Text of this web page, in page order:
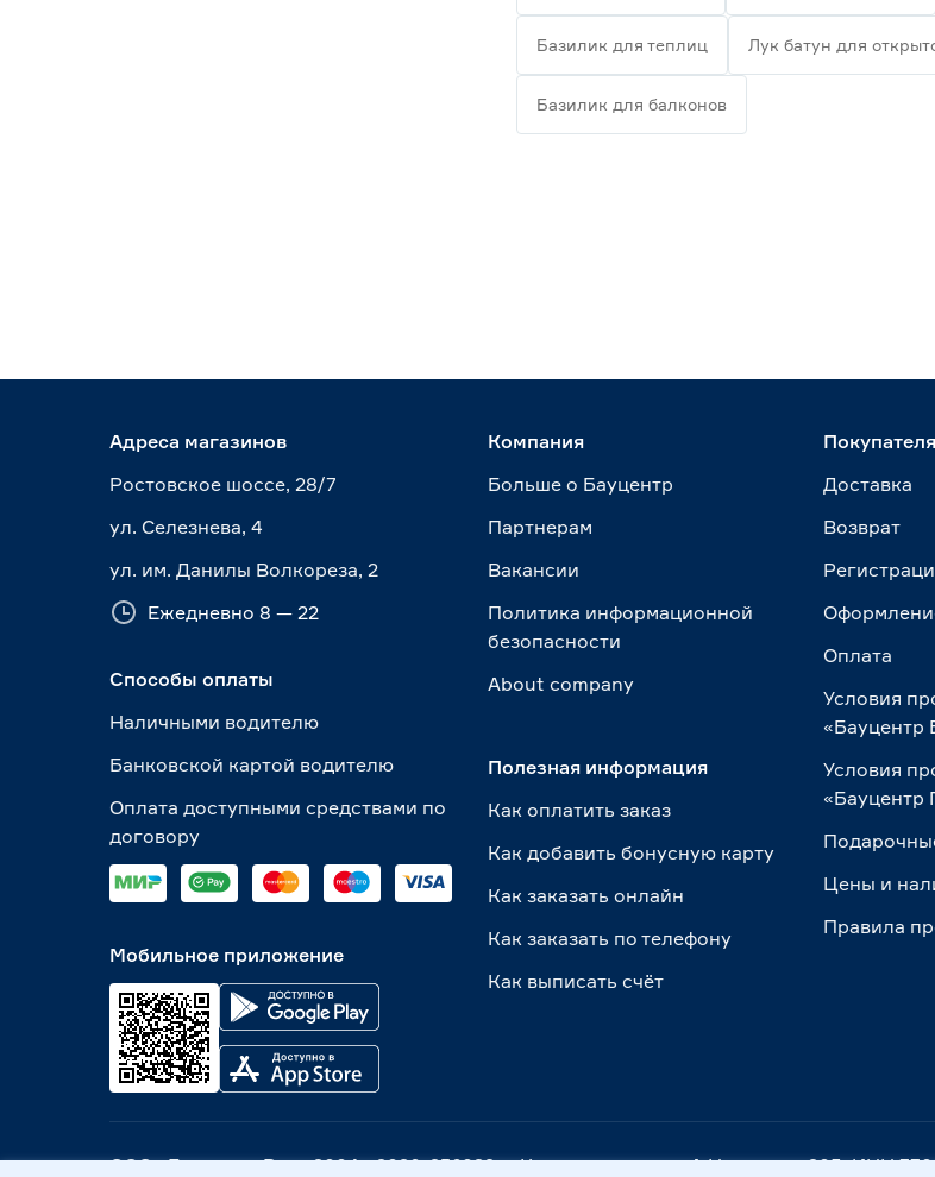
Базилик для теплиц Лук батун для
Базилик для балконов
Адреса магазинов
Ростовское шоссе, 28/7
ул. Селезнева, 4
ул. им. Данилы Волкореза, 2
Ежедневно 8 — 22
Способы оплаты
Наличными водителю
Банковской картой водителю
Оплата доступными средствами по
договору
Мобильное приложение
Компания
Больше о Бауцентр
Партнерам
Вакансии
Политика информационной
безопасности
About сompany
Полезная информация
Как оплатить заказ
Как добавить бонусную карту
Как заказать онлайн
Как заказать по телефону
Как выписать счёт
Доставка
Возврат
Оплата
Условия
«Бауцентр
Условия
«Бауцентр
Цены и
Правила
ООО «Бауцентр Рус» 2004 -2026, 236029, г. Калининград, ул. А.Невского, 205. ИНН